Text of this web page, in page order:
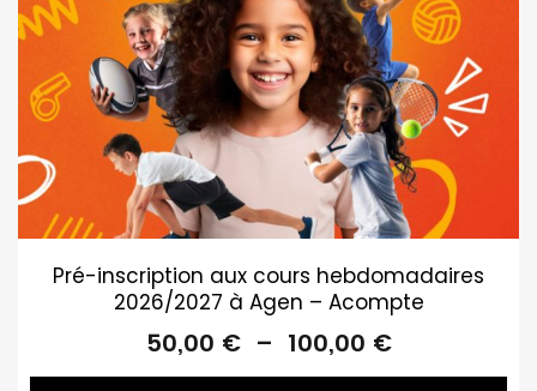
Pré-inscription aux cours hebdomadaires
2026/2027 à Agen – Acompte
50,00 € – 100,00 €
de